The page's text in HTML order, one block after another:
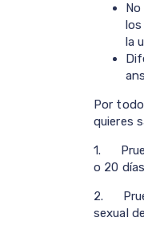
la
Por
quieres
1.
o 20
2.
sexual